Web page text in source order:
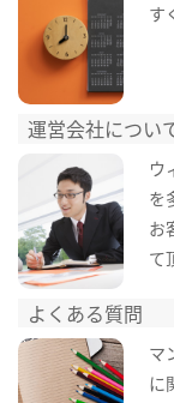
す
運営会社につい
ウ
を
お
て
よくある質問
マ
に